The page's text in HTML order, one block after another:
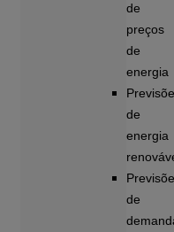
de
preços
de
energia
de
energia
de